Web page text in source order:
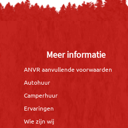
Meer informatie
ANVR aanvullende voorwaarden
Autohuur
Camperhuur
Ervaringen
Wie zijn wij